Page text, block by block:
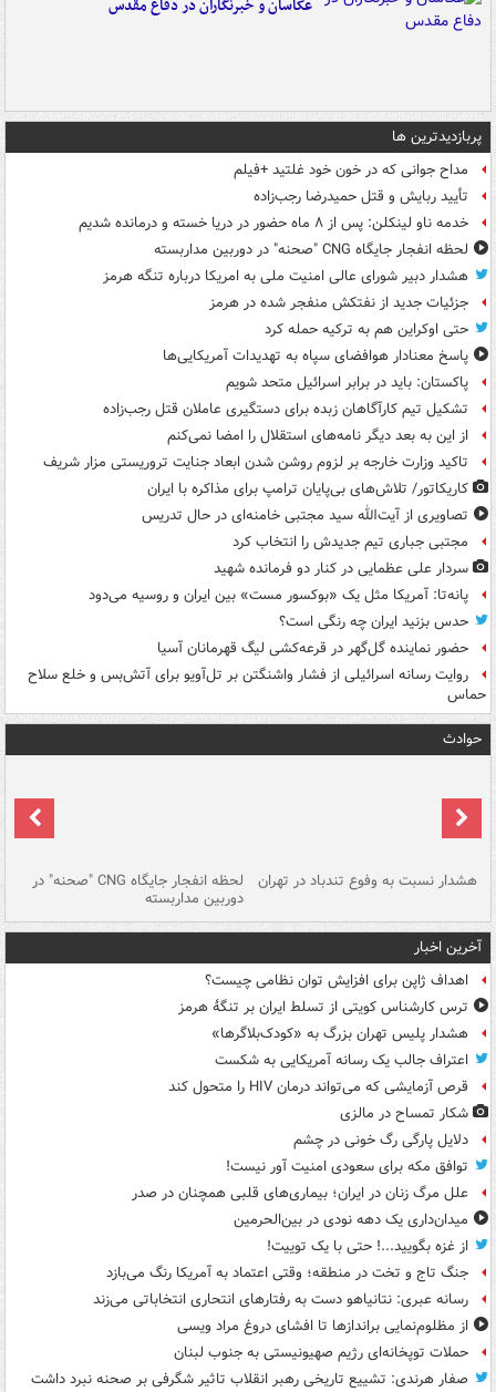
عکاسان و خبرنگاران در دفاع مقدس
پربازدیدترین ها
مداح جوانی که در خون خود غلتید +فیلم
تأیید ربایش و قتل حمیدرضا رجب‌زاده
خدمه ناو لینکلن: پس از ۸ ماه حضور در دریا خسته و درمانده‌ شدیم
لحظه انفجار جایگاه CNG "صحنه" در دوربین مداربسته
هشدار دبیر شورای عالی امنیت ملی به امریکا درباره تنگه هرمز
جزئیات جدید از نفتکش منفجر شده در هرمز
حتی اوکراین هم به ترکیه حمله کرد
پاسخ معنادار هوافضای سپاه به تهدیدات آمریکایی‌ها
پاکستان: باید در برابر اسرائیل متحد شویم
تشکیل تیم کارآگاهان زبده برای دستگیری عاملان قتل رجب‌زاده
از این به بعد دیگر نامه‌های استقلال را امضا نمی‌کنم
تاکید وزارت خارجه بر لزوم روشن شدن ابعاد جنایت تروریستی مزار شریف
کاریکاتور/ تلاش‌های بی‌پایان ترامپ برای مذاکره با ایران
تصاویری از آیت‌الله سید مجتبی خامنه‌ای در حال تدریس
مجتبی جباری تیم جدیدش را انتخاب کرد
سردار علی عظمایی در کنار دو فرمانده شهید
پانه‌تا: آمریکا مثل یک «بوکسور مست» بین ایران و روسیه می‌دود
حدس بزنید ایران چه رنگی است؟
حضور نماینده گل‌گهر در قرعه‌کشی لیگ قهرمانان آسیا
روایت رسانه اسرائیلی از فشار واشنگتن بر تل‌آویو برای آتش‌بس و خلع سلاح
حماس
حوادث
هشدار نسبت به وفوع تندباد در تهران لحظه انفجار جایگاه CNG "صحنه" در
دوربین مداربسته
آخرین اخبار
اهداف ژاپن برای افزایش توان نظامی چیست؟
ترس کارشناس کویتی از تسلط ایران بر تنگۀ هرمز
هشدار پلیس تهران بزرگ به «کودک‌بلاگرها»
اعتراف جالب یک رسانه آمریکایی به شکست
قرص آزمایشی که می‌تواند درمان HIV را متحول کند
شکار تمساح در مالزی
دلایل پارگی رگ خونی در چشم
توافق مکه برای سعودی امنیت آور نیست!
علل مرگ زنان در ایران؛ بیماری‌های قلبی همچنان در صدر
میدان‌داری یک دهه نودی در بین‌الحرمین
از غزه بگویید...! حتی با یک توییت!
جنگ تاج و تخت در منطقه؛ وقتی اعتماد به آمریکا رنگ می‌بازد
رسانه عبری: نتانیاهو دست به رفتارهای انتحاری انتخاباتی می‌زند
از مظلوم‌نمایی براندازها تا افشای دروغ مراد ویسی
حملات توپخانه‌ای رژیم صهیونیستی به جنوب لبنان
صفار هرندی: تشییع تاریخی رهبر انقلاب تاثیر شگرفی بر صحنه نبرد داشت